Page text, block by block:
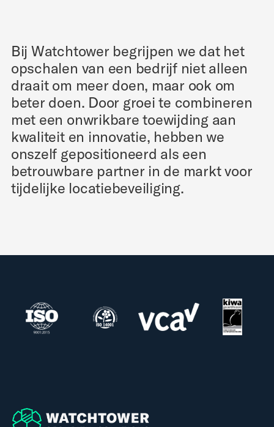
Bij Watchtower begrijpen we dat het
opschalen van een bedrijf niet alleen
draait om meer doen, maar ook om
beter doen. Door groei te combineren
met een onwrikbare toewijding aan
kwaliteit en innovatie, hebben we
onszelf gepositioneerd als een
betrouwbare partner in de markt voor
tijdelijke locatiebeveiliging.